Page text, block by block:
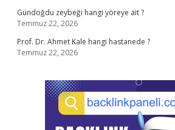
Gündoğdu zeybeği hangi yöreye ait ?
Temmuz 22, 2026
Prof. Dr. Ahmet Kale hangi hastanede ?
Temmuz 22, 2026